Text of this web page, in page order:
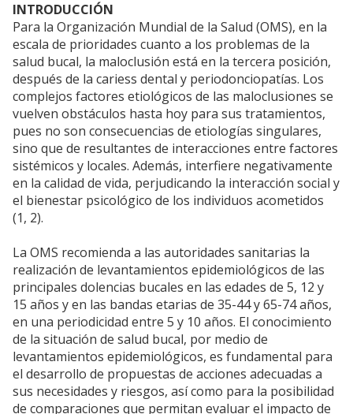
INTRODUCCIÓN
Para la Organización Mundial de la Salud (OMS), en la
escala de prioridades cuanto a los problemas de la
salud bucal, la maloclusión está en la tercera posición,
después de la cariess dental y periodonciopatías. Los
complejos factores etiológicos de las maloclusiones se
vuelven obstáculos hasta hoy para sus tratamientos,
pues no son consecuencias de etiologías singulares,
sino que de resultantes de interacciones entre factores
sistémicos y locales. Además, interfiere negativamente
en la calidad de vida, perjudicando la interacción social y
el bienestar psicológico de los individuos acometidos
(1, 2).
La OMS recomienda a las autoridades sanitarias la
realización de levantamientos epidemiológicos de las
principales dolencias bucales en las edades de 5, 12 y
15 años y en las bandas etarias de 35-44 y 65-74 años,
en una periodicidad entre 5 y 10 años. El conocimiento
de la situación de salud bucal, por medio de
levantamientos epidemiológicos, es fundamental para
el desarrollo de propuestas de acciones adecuadas a
sus necesidades y riesgos, así como para la posibilidad
de comparaciones que permitan evaluar el impacto de